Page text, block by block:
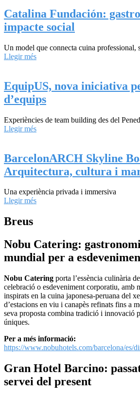
Catalina Fundación:
impacte social
Un model que connecta cuina professional,
Llegir més
EquipUS, nova iniciativa
d’equips
Experiències de team building des del
Llegir més
BarcelonARCH Skyline
Arquitectura, cultura i
Una experiència privada i immersiva
Llegir més
Breus
Nobu Catering:
mundial per a
Nobu Catering porta l’essència culinària
celebració o esdeveniment corporatiu, amb
inspirats en la cuina japonesa-peruana del
d’estacions en viu i canapès refinats fins a
seva proposta combina tradició i innovació
úniques.
Per a més informació:
https://www.nobuhotels.com/barcelona/es/
Gran Hotel Barcino:
servei del present